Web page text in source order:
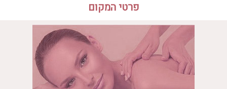
פרטי המקום
המקום מתאים ל
• ספא יחיד • ספא זוגי